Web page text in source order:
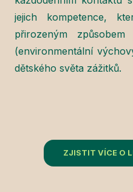
jejich kompetence,
přirozeným
(environmentální
dětského světa zážitků.
ZJISTIT VÍCE O